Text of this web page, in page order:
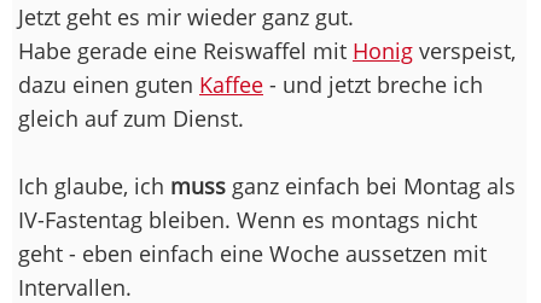
Jetzt geht es mir wieder ganz gut.
Habe gerade eine Reiswaffel mit Honig verspeist,
dazu einen guten Kaffee - und jetzt breche ich
gleich auf zum Dienst.
Ich glaube, ich muss ganz einfach bei Montag als
IV-Fastentag bleiben. Wenn es montags nicht
geht - eben einfach eine Woche aussetzen mit
Intervallen.